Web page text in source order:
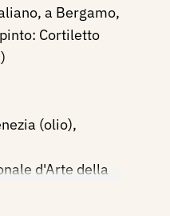
a Bergamo,
Cortiletto
(olio),
d'Arte della
84.